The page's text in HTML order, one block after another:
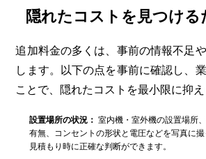
隠れたコストを見つける
追加料金の多くは、事前の情報不足
します。以下の点を事前に確認し、
ことで、隠れたコストを最小限に抑え
設置場所の状況： 室内機・室外機の設置場所
有無、コンセントの形状と電圧などを写真に撮
見積もり時に正確な判断ができます。